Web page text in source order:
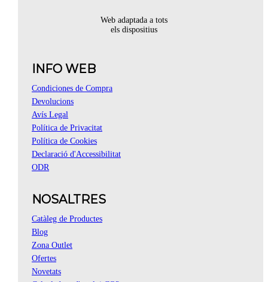
Web adaptada a tots
els dispositius
INFO WEB
Condiciones de Compra
Devolucions
Avís Legal
Política de Privacitat
Política de Cookies
Declaració d'Accessibilitat
ODR
NOSALTRES
Catàleg de Productes
Blog
Zona Outlet
Ofertes
Novetats